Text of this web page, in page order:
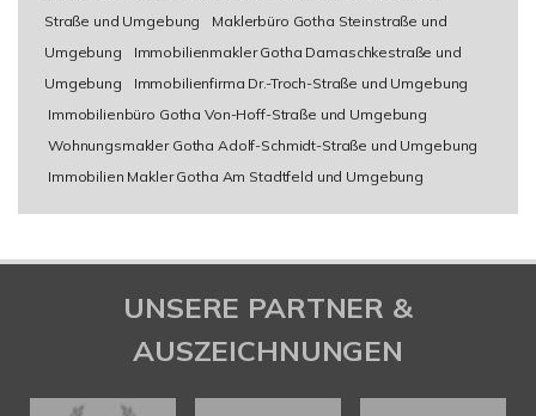
Straße und Umgebung
Maklerbüro Gotha Steinstraße und
Umgebung
Immobilienmakler Gotha Damaschkestraße und
Umgebung
Immobilienfirma Dr.-Troch-Straße und Umgebung
Immobilienbüro Gotha Von-Hoff-Straße und Umgebung
Wohnungsmakler Gotha Adolf-Schmidt-Straße und Umgebung
Immobilien Makler Gotha Am Stadtfeld und Umgebung
UNSERE PARTNER &
AUSZEICHNUNGEN